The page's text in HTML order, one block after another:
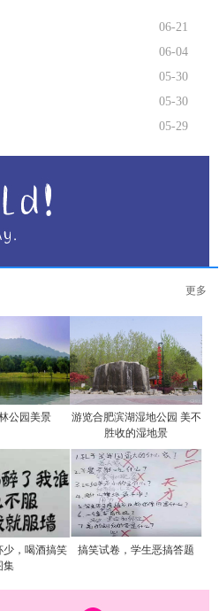
06-21
06-04
05-30
05-30
05-29
更多
公园美景
游览合肥滨湖湿地公园 美不
胜收的湿地景
少，喝酒搞笑
集
搞笑试卷，学生恶搞答题